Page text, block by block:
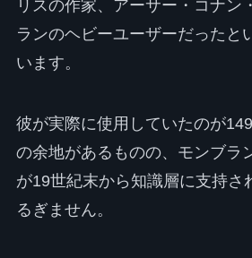
リスの作家、アーサー・コナン
ランのヘビーユーザーだったと
います。
彼が実際に使用していたのが
の余地があるものの、モンブラ
が19世紀末から知識層に支持さ
るぎません。